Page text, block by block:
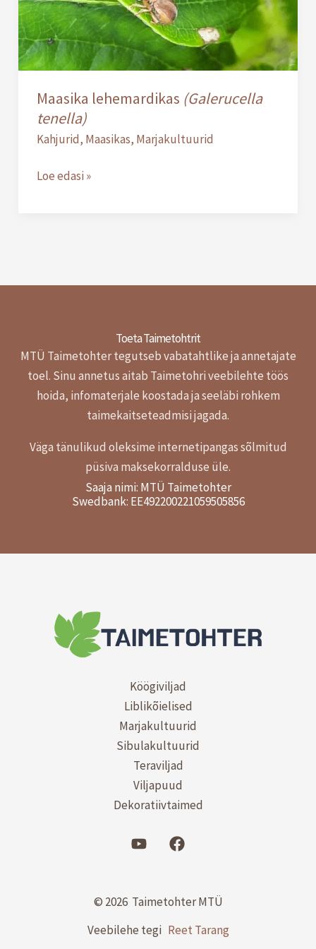
Maasika lehemardikas (Galerucella
tenella)
Kahjurid, Maasikas, Marjakultuurid
Loe edasi »
Toeta Taimetohtrit
MTÜ Taimetohter tegutseb vabatahtlike ja annetajate
toel. Sinu annetus aitab Taimetohri veebilehte töös
hoida, infomaterjale koostada ja seeläbi rohkem
taimekaitseteadmisi jagada.
Väga tänulikud oleksime internetipangas sõlmitud
püsiva maksekorralduse üle.
Saaja nimi: MTÜ Taimetohter
Swedbank: EE492200221059505856
Köögiviljad
Liblikõielised
Marjakultuurid
Sibulakultuurid
Teraviljad
Viljapuud
Dekoratiivtaimed
© 2026 Taimetohter MTÜ
Veebilehe tegi Reet Tarang